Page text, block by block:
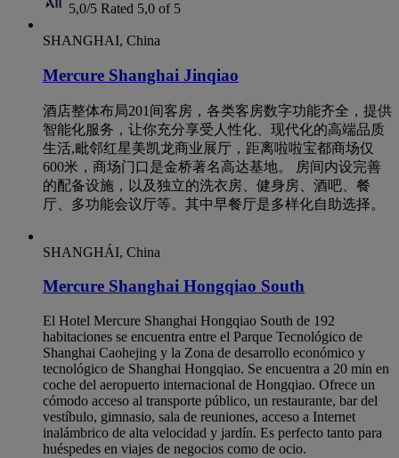
5,0/5 Rated 5,0 of 5
SHANGHAI, China
Mercure Shanghai Jinqiao
酒店整体布局201间客房，各类客房数字功能齐全，提供
智能化服务，让你充分享受人性化、现代化的高端品质
生活,毗邻红星美凯龙商业展厅，距离啦啦宝都商场仅
600米，商场门口是金桥著名高达基地。 房间内设完善
的配备设施，以及独立的洗衣房、健身房、酒吧、餐
厅、多功能会议厅等。其中早餐厅是多样化自助选择。
SHANGHÁI, China
Mercure Shanghai Hongqiao South
El Hotel Mercure Shanghai Hongqiao South de 192
habitaciones se encuentra entre el Parque Tecnológico de
Shanghai Caohejing y la Zona de desarrollo económico y
tecnológico de Shanghai Hongqiao. Se encuentra a 20 min en
coche del aeropuerto internacional de Hongqiao. Ofrece un
cómodo acceso al transporte público, un restaurante, bar del
vestíbulo, gimnasio, sala de reuniones, acceso a Internet
inalámbrico de alta velocidad y jardín. Es perfecto tanto para
huéspedes en viajes de negocios como de ocio.